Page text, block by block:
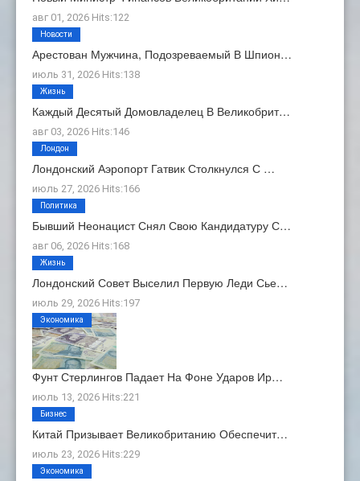
авг 01, 2026 Hits:122
Арестован Мужчина, Подозреваемый В Шпион…
июль 31, 2026 Hits:138
Новости
Каждый Десятый Домовладелец В Великобрит…
авг 03, 2026 Hits:146
Жизнь
Лондонский Аэропорт Гатвик Столкнулся С …
июль 27, 2026 Hits:166
Лондон
Бывший Неонацист Снял Свою Кандидатуру С…
авг 06, 2026 Hits:168
Политика
Лондонский Совет Выселил Первую Леди Сье…
июль 29, 2026 Hits:197
Жизнь
Фунт Стерлингов Падает На Фоне Ударов Ир…
июль 13, 2026 Hits:221
Экономика
Китай Призывает Великобританию Обеспечит…
июль 23, 2026 Hits:229
Бизнес
Экономика